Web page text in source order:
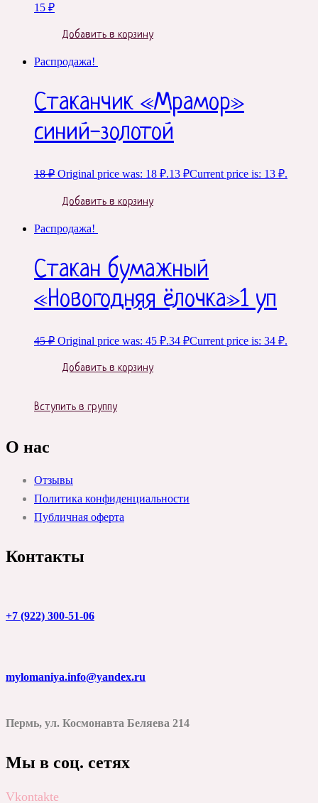
15 ₽
Добавить в корзину
Распродажа!
Стаканчик «Мрамор»
синий-золотой
18₽ Original price was: 18 ₽.13 ₽Current price is: 13 ₽.
Добавить в корзину
Распродажа!
Стакан бумажный
«Новогодняя ёлочка»1 уп
45₽ Original price was: 45 ₽.34 ₽Current price is: 34 ₽.
Добавить в корзину
Вступить в группу
О нас
Отзывы
Политика конфиденциальности
Публичная оферта
Контакты
+7 (922) 300-51-06
mylomaniya.info@yandex.ru
Пермь, ул. Космонавта Беляева 214
Мы в соц. сетях
Vkontakte